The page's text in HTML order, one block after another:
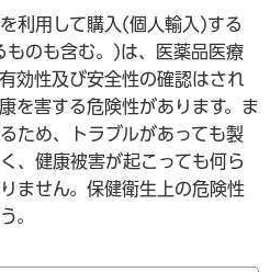
利用して購入(個人輸入)する
ものも含む。)は、医薬品医療
効性及び安全性の確認はされ
を害する危険性があります。ま
ため、トラブルがあっても製
、健康被害が起こっても何ら
ません。保健衛生上の危険性
。